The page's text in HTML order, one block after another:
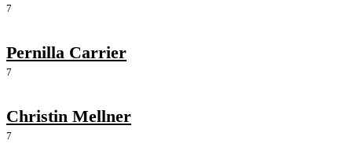
7
Pernilla Carrier
7
Christin Mellner
7